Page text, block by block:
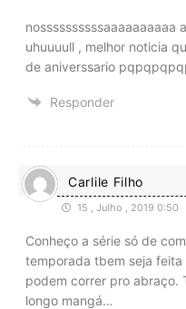
nossssssssssaaaaaaaaaa
uhuuuull , melhor noticia
de aniverssario
Responder
Carlile Filho
15 , Julho , 2019 0:50
Conheço a série só de
temporada tbem seja feita
podem correr pro abraço.
longo mangá…